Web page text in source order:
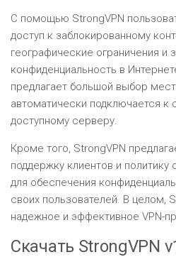
С помощью StrongVPN
доступ к заблокированному
географические ограничения и
конфиденциальность в
предлагает большой выбор
автоматически подключается
доступному серверу.
Кроме того, StrongVPN
поддержку клиентов и политику
для обеспечения
своих пользователей. В целом,
надежное и эффективное VPN-
Скачать StrongVPN